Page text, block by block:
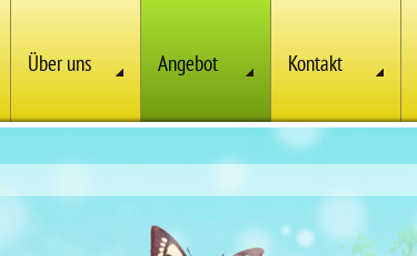
Über uns Angebot Kontakt